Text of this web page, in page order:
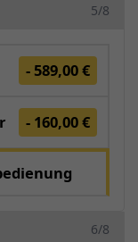
5/8
- 589,00 €
- 160,00 €
6/8